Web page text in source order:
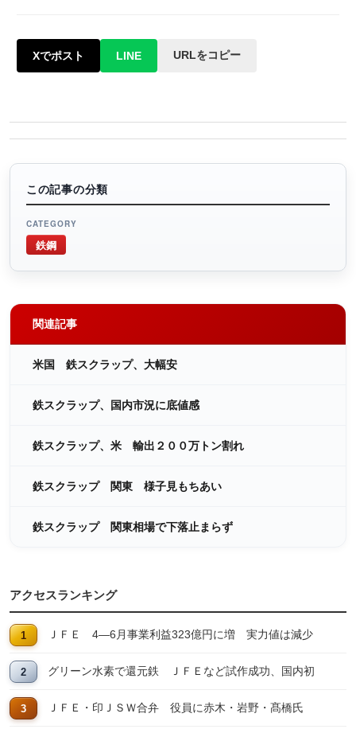
Xでポスト LINE URLをコピー
この記事の分類
CATEGORY
鉄鋼
関連記事
米国 鉄スクラップ、大幅安
鉄スクラップ、国内市況に底値感
鉄スクラップ、米 輸出２００万トン割れ
鉄スクラップ 関東 様子見もちあい
鉄スクラップ 関東相場で下落止まらず
アクセスランキング
ＪＦＥ 4―6月事業利益323億円に増 実力値は減少
グリーン水素で還元鉄 ＪＦＥなど試作成功、国内初
ＪＦＥ・印ＪＳＷ合弁 役員に赤木・岩野・髙橋氏